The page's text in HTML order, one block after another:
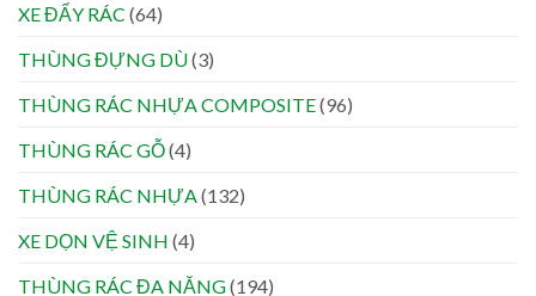
XE ĐẨY RÁC (64)
THÙNG ĐỰNG DÙ(3)
THÙNG RÁC NHỰA COMPOSITE(96)
THÙNG RÁC GỖ(4)
THÙNG RÁC NHỰA (132)
XE DỌN VỆ SINH (4)
THÙNG RÁC ĐA NĂNG(194)